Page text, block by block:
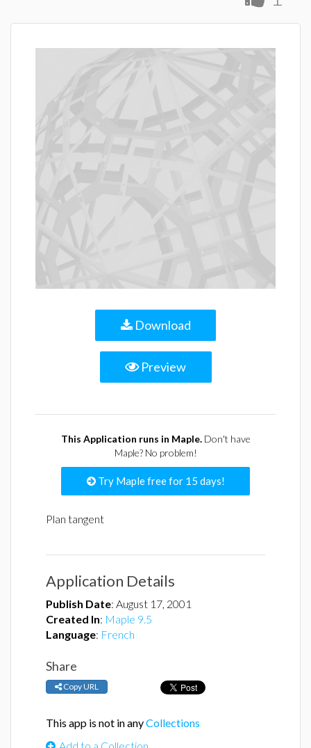
Download
Preview
This Application runs in Maple.Don't have
Maple? No problem!
Try Maple free for 15 days!
Plan tangent
Application Details
Publish Date: August 17, 2001
Created In: Maple 9.5
Language: French
Share
Copy URL
This app is not in anyCollections